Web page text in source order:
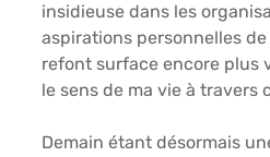
insidieuse dans les
aspirations personnelles
refont surface encore plus
le sens de ma vie à travers
Demain étant désormais